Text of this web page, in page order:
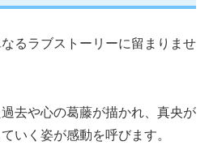
るラブストーリーに留まりませ
去や心の葛藤が描かれ、真央が
いく姿が感動を呼びます。